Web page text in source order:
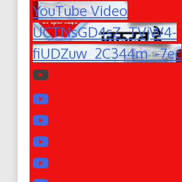
YouTube Video
UCTNsGD4sZ_TVjW4-
fiUDZuw_2C344m_-7ec